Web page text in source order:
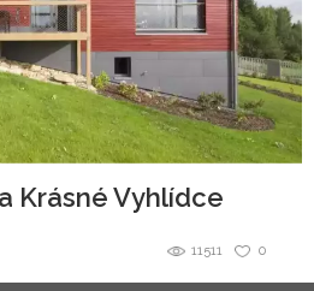
Krásné Vyhlídce
0
11511